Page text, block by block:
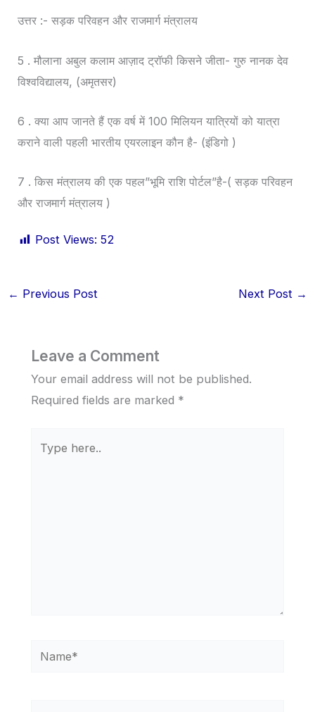
उत्तर :- सड़क परिवहन और राजमार्ग मंत्रालय
5 . मौलाना अबुल कलाम आज़ाद ट्रॉफी किसने जीता- गुरु नानक देव
विश्वविद्यालय, (अमृतसर)
6 . क्या आप जानते हैं एक वर्ष में 100 मिलियन यात्रियों को यात्रा
कराने वाली पहली भारतीय एयरलाइन कौन है- (इंडिगो )
7 . किस मंत्रालय की एक पहल”भूमि राशि पोर्टल”है-( सड़क परिवहन
और राजमार्ग मंत्रालय )
Post Views: 52
← Previous Post Next Post →
Leave a Comment
Your email address will not be published.
Required fields are marked *
here..
Name*